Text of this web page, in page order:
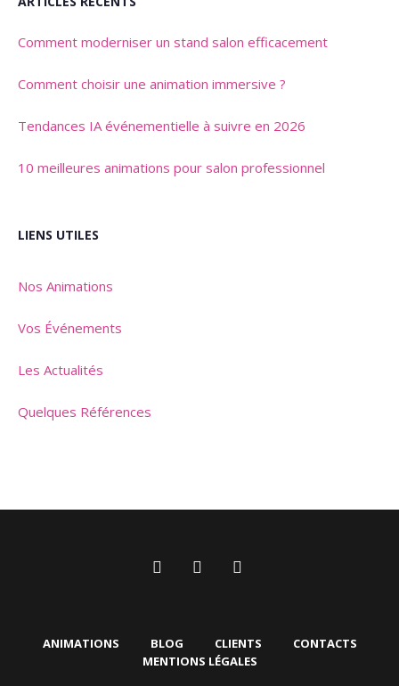
Comment moderniser un stand salon efficacement
Comment choisir une animation immersive ?
Tendances IA événementielle à suivre en 2026
10 meilleures animations pour salon professionnel
LIENS UTILES
Nos Animations
Vos Événements
Les Actualités
Quelques Références
ANIMATIONS BLOG CLIENTS
CONTACTS
MENTIONS LÉGALES